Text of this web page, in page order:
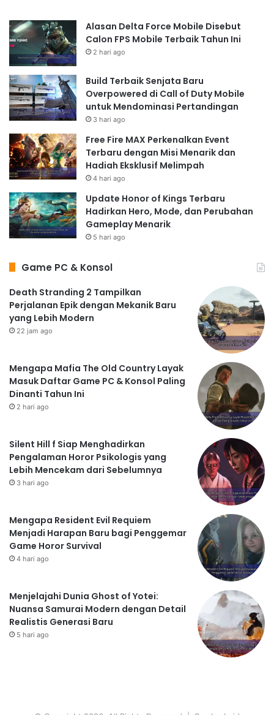
Alasan Delta Force Mobile Disebut
Calon FPS Mobile Terbaik Tahun Ini
2 hari ago
Build Terbaik Senjata Baru
Overpowered di Call of Duty Mobile
untuk Mendominasi Pertandingan
3 hari ago
Free Fire MAX Perkenalkan Event
Terbaru dengan Misi Menarik dan
Hadiah Eksklusif Melimpah
4 hari ago
Update Honor of Kings Terbaru
Hadirkan Hero, Mode, dan Perubahan
Gameplay Menarik
5 hari ago
Game PC & Konsol
Death Stranding 2 Tampilkan
Perjalanan Epik dengan Mekanik Baru
yang Lebih Modern
22 jam ago
Mengapa Mafia The Old Country Layak
Masuk Daftar Game PC & Konsol Paling
Dinanti Tahun Ini
2 hari ago
Silent Hill f Siap Menghadirkan
Pengalaman Horor Psikologis yang
Lebih Mencekam dari Sebelumnya
3 hari ago
Mengapa Resident Evil Requiem
Menjadi Harapan Baru bagi Penggemar
Game Horor Survival
4 hari ago
Menjelajahi Dunia Ghost of Yotei:
Nuansa Samurai Modern dengan Detail
Realistis Generasi Baru
5 hari ago